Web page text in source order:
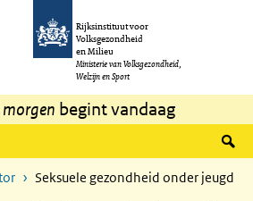
gaan
Rijksinstituut voor
Volksgezondheid
en Milieu
Ministerie van Volksgezondheid,
Welzijn en Sport
begint vandaag
Seksuele gezondheid onder jeugd